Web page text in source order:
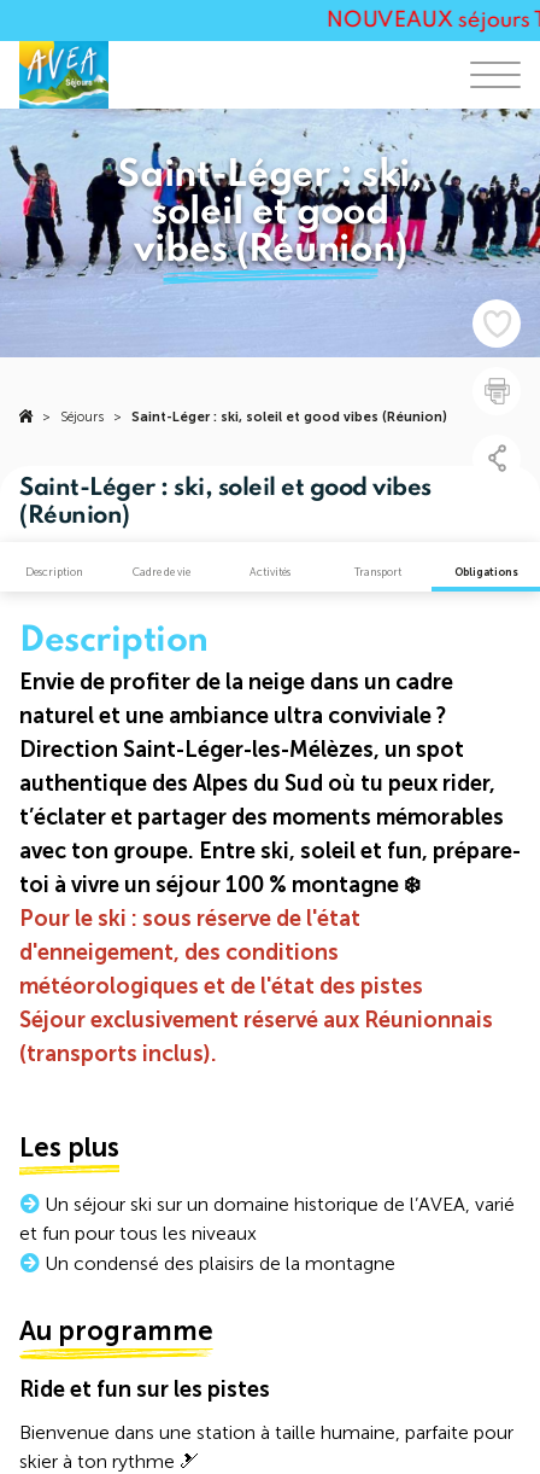
NOUVEAUX séjours
Saint-Léger : ski,
soleil et good
vibes (Réunion)
> Séjours > Saint-Léger : ski, soleil et good vibes (Réunion)
Saint-Léger : ski, soleil et good vibes
(Réunion)
Description Cadre de vie Activités Transport Obligations
Description
Envie de profiter de la neige dans un cadre
naturel et une ambiance ultra conviviale ?
Direction Saint-Léger-les-Mélèzes, un spot
authentique des Alpes du Sud où tu peux rider,
t’éclater et partager des moments mémorables
avec ton groupe. Entre ski, soleil et fun, prépare-
toi à vivre un séjour 100 % montagne ❄️
Pour le ski : sous réserve de l'état
d'enneigement, des conditions
météorologiques et de l'état des pistes
Séjour exclusivement réservé aux Réunionnais
(transports inclus).
Les plus
Un séjour ski sur un domaine historique de l’AVEA, varié
et fun pour tous les niveaux
Un condensé des plaisirs de la montagne
Au programme
Ride et fun sur les pistes
Bienvenue dans une station à taille humaine, parfaite pour
skier à ton rythme 🎿